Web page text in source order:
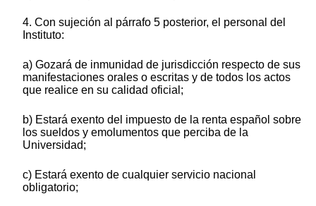
4. Con sujeción al párrafo 5 posterior, el personal del
Instituto:
a) Gozará de inmunidad de jurisdicción respecto de sus
manifestaciones orales o escritas y de todos los actos
que realice en su calidad oficial;
b) Estará exento del impuesto de la renta español sobre
los sueldos y emolumentos que perciba de la
Universidad;
c) Estará exento de cualquier servicio nacional
obligatorio;